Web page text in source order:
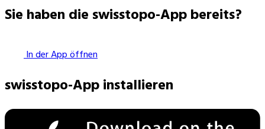
Sie haben die swisstopo-App bereits?
In der App öffnen
swisstopo-App installieren